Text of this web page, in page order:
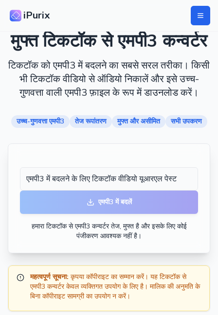
iPurix
मुफ्त टिकटॉक से एमपी3 कन्वर्टर
टिकटॉक को एमपी3 में बदलने का सबसे सरल तरीका। किसी
भी टिकटॉक वीडियो से ऑडियो निकालें और इसे उच्च-
गुणवत्ता वाली एमपी3 फ़ाइल के रूप में डाउनलोड करें।
उच्च-गुणवत्ता एमपी3 तेज रूपांतरण मुफ्त और असीमित सभी उपकरण
एमपी3 में बदलें
हमारा टिकटॉक से एमपी3 कन्वर्टर तेज, मुफ्त है और इसके लिए कोई
पंजीकरण आवश्यक नहीं है।
महत्वपूर्ण सूचना: कृपया कॉपीराइट का सम्मान करें। यह टिकटॉक से
एमपी3 कन्वर्टर केवल व्यक्तिगत उपयोग के लिए है। मालिक की अनुमति के
बिना कॉपीराइट सामग्री का उपयोग न करें।